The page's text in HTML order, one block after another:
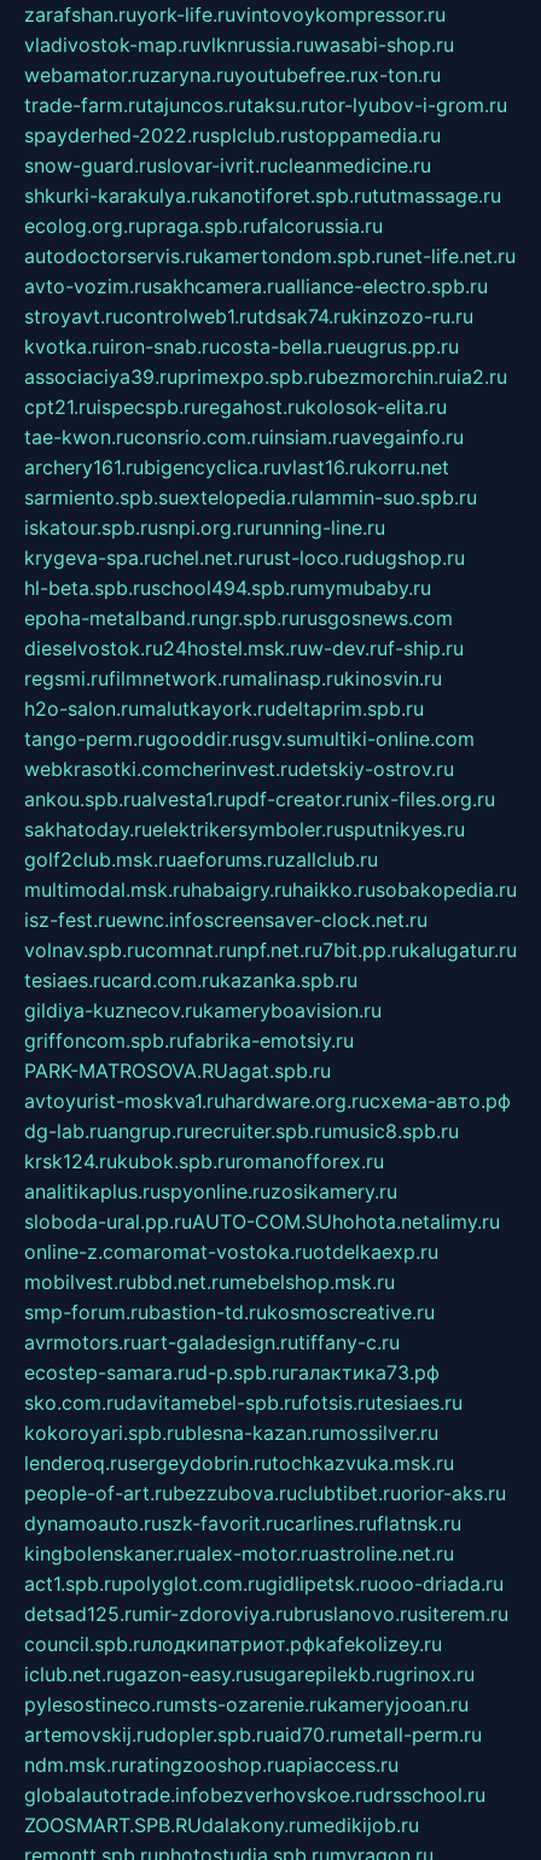
zarafshan.ruyork-life.ruvintovoykompressor.ru
vladivostok-map.ruvlknrussia.ruwasabi-shop.ru
webamator.ruzaryna.ruyoutubefree.rux-ton.ru
trade-farm.rutajuncos.rutaksu.rutor-lyubov-i-grom.ru
spayderhed-2022.rusplclub.rustoppamedia.ru
snow-guard.ruslovar-ivrit.rucleanmedicine.ru
shkurki-karakulya.rukanotiforet.spb.rututmassage.ru
ecolog.org.rupraga.spb.rufalcorussia.ru
autodoctorservis.rukamertondom.spb.runet-life.net.ru
avto-vozim.rusakhcamera.rualliance-electro.spb.ru
stroyavt.rucontrolweb1.rutdsak74.rukinzozo-ru.ru
kvotka.ruiron-snab.rucosta-bella.rueugrus.pp.ru
associaciya39.ruprimexpo.spb.rubezmorchin.ruia2.ru
cpt21.ruispecspb.ruregahost.rukolosok-elita.ru
tae-kwon.ruconsrio.com.ruinsiam.ruavegainfo.ru
archery161.rubigencyclica.ruvlast16.rukorru.net
sarmiento.spb.suextelopedia.rulammin-suo.spb.ru
iskatour.spb.rusnpi.org.rurunning-line.ru
krygeva-spa.ruchel.net.rurust-loco.rudugshop.ru
hl-beta.spb.ruschool494.spb.rumymubaby.ru
epoha-metalband.rungr.spb.rurusgosnews.com
dieselvostok.ru24hostel.msk.ruw-dev.ruf-ship.ru
regsmi.rufilmnetwork.rumalinasp.rukinosvin.ru
h2o-salon.rumalutkayork.rudeltaprim.spb.ru
tango-perm.rugooddir.rusgv.sumultiki-online.com
webkrasotki.comcherinvest.rudetskiy-ostrov.ru
ankou.spb.rualvesta1.rupdf-creator.runix-files.org.ru
sakhatoday.ruelektrikersymboler.rusputnikyes.ru
golf2club.msk.ruaeforums.ruzallclub.ru
multimodal.msk.ruhabaigry.ruhaikko.rusobakopedia.ru
isz-fest.ruewnc.infoscreensaver-clock.net.ru
volnav.spb.rucomnat.runpf.net.ru7bit.pp.rukalugatur.ru
tesiaes.rucard.com.rukazanka.spb.ru
gildiya-kuznecov.rukameryboavision.ru
griffoncom.spb.rufabrika-emotsiy.ru
PARK-MATROSOVA.RUagat.spb.ru
avtoyurist-moskva1.ruhardware.org.ruсхема-авто.рф
dg-lab.ruangrup.rurecruiter.spb.rumusic8.spb.ru
krsk124.rukubok.spb.ruromanofforex.ru
analitikaplus.ruspyonline.ruzosikamery.ru
sloboda-ural.pp.ruAUTO-COM.SUhohota.netalimy.ru
online-z.comaromat-vostoka.ruotdelkaexp.ru
mobilvest.rubbd.net.rumebelshop.msk.ru
smp-forum.rubastion-td.rukosmoscreative.ru
avrmotors.ruart-galadesign.rutiffany-c.ru
ecostep-samara.rud-p.spb.ruгалактика73.рф
sko.com.rudavitamebel-spb.rufotsis.rutesiaes.ru
kokoroyari.spb.rublesna-kazan.rumossilver.ru
lenderoq.rusergeydobrin.rutochkazvuka.msk.ru
people-of-art.rubezzubova.ruclubtibet.ruorior-aks.ru
dynamoauto.ruszk-favorit.rucarlines.ruflatnsk.ru
kingbolenskaner.rualex-motor.ruastroline.net.ru
act1.spb.rupolyglot.com.rugidlipetsk.ruooo-driada.ru
detsad125.rumir-zdoroviya.rubruslanovo.rusiterem.ru
council.spb.ruлодкипатриот.рфkafekolizey.ru
iclub.net.rugazon-easy.rusugarepilekb.rugrinox.ru
pylesostineco.rumsts-ozarenie.rukameryjooan.ru
artemovskij.rudopler.spb.ruaid70.rumetall-perm.ru
ndm.msk.ruratingzooshop.ruapiaccess.ru
globalautotrade.infobezverhovskoe.rudrsschool.ru
ZOOSMART.SPB.RUdalakony.rumedikijob.ru
remontt.spb.ruphotostudia.spb.rumyragon.ru